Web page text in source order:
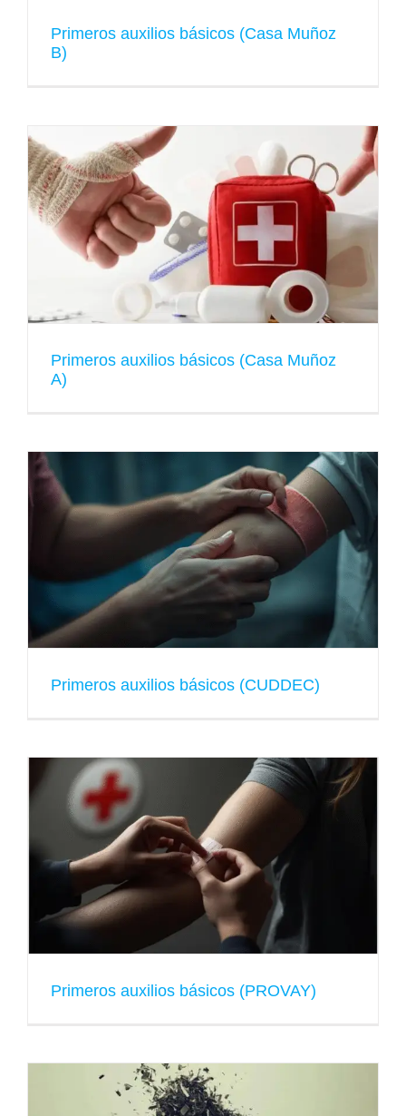
Primeros auxilios básicos (Casa Muñoz
B)
Primeros auxilios básicos (Casa Muñoz
A)
Primeros auxilios básicos (CUDDEC)
Primeros auxilios básicos (PROVAY)